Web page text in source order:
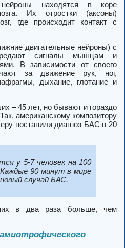
нейроны находятся в коре
Их отростки (аксоны)
где происходит контакт с
двигательные нейроны) с
сигналы мышцам и
В зависимости от своего
за движение рук, ног,
дыхание, глотание и
– 45 лет, но бывают и гораздо
американскому композитору
поставили диагноз БАС в 20
у 5-7 человек на 100
90 минут в мире
случай БАС.
в два раза больше, чем